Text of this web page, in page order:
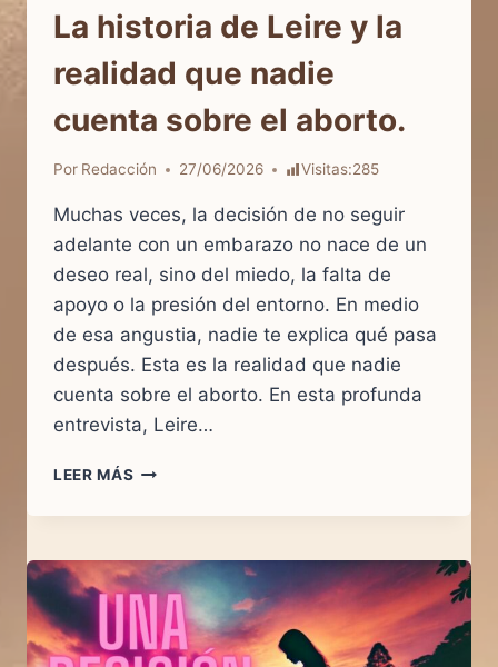
La historia de Leire y la
realidad que nadie
cuenta sobre el aborto.
Por Redacción 27/06/2026 Visitas:285
Muchas veces, la decisión de no seguir
adelante con un embarazo no nace de un
deseo real, sino del miedo, la falta de
apoyo o la presión del entorno. En medio
de esa angustia, nadie te explica qué pasa
después. Esta es la realidad que nadie
cuenta sobre el aborto. En esta profunda
entrevista, Leire…
LEER MÁS ¿TE
PRESIONADA?
HISTORIA
DE
LEIRE
Y
LA